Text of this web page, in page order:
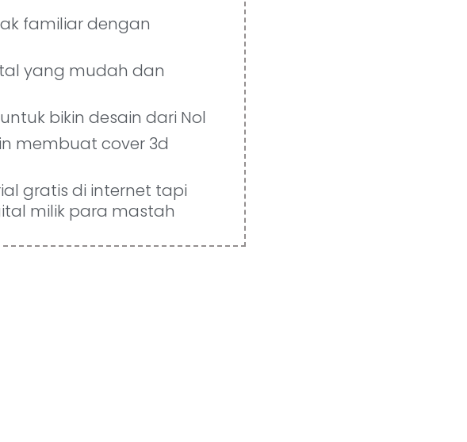
familiar dengan
yang mudah dan
bikin desain dari Nol
membuat cover 3d
gratis di internet tapi
milik para mastah